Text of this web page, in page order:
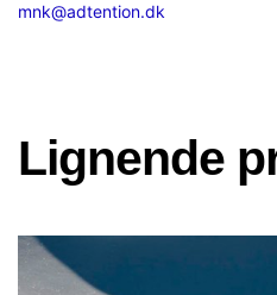
mnk@adtention.dk
Lignende